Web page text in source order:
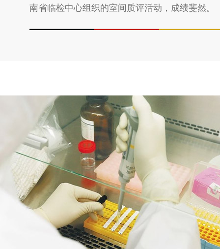
南省临检中心组织的室间质评活动，成绩斐然。